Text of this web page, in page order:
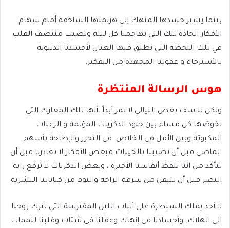
بينما يشير جسدها المنهك إلي هزيمتها الساحقة أمام سهام
الأفكار الحادة تلك التي تهاجمنا كل ليلة وتصيب منتصف القلب
في تلك اللحظة التي نطلق فيها العنان لأجسدنا الدنيوية
بالأسترخاء و عقولنا المجهدة من التفكير.
هوس الرسالة المنتظرة
ولكن للاسف بعض الليالي لا تمر أبداً ،أنها تلك المعارك التي
نخوضها كل مساء بين جنود الذكريات المؤلمة و الرغبات
المكبوتة وبين الأمل في الخلاص. في التحرر والإطاحة بأسهم
الماضي قبل أن تصيبنا بالخيبات فبعض الأفكار لا تغادرنا قبل أن
تتأكد من اننا نلفظ أنفاسنا الأخيرة ، وبعض الذكريات لا ترفع راية
النصر قبل أن تتيقن من سرقة الراحة والنوم من كياناتنا البشرية.
لا أحد يملك السيطرة على أنياب الليل المفترسة التي تترك روحنا
الي الهلاك. وأجسادنا في إنهاك وعقلنا في شتات وقلبنا للممات.